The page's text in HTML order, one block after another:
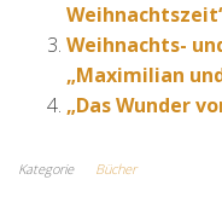
Weihnachts-
„Maximilian
„Das Wunder
Kategorie Bücher